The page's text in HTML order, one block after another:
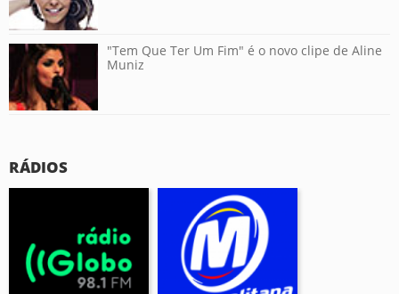
"Tem Que Ter Um Fim" é o novo clipe de Aline
Muniz
RÁDIOS